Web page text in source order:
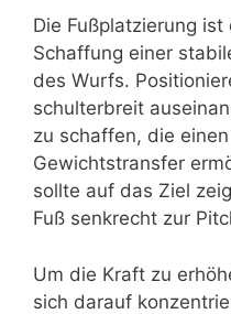
Die Fußplatzierung
Schaffung einer
des Wurfs.
schulterbreit
zu schaffen, die
Gewichtstransfer
sollte auf das Ziel
Fuß senkrecht zur
Um die Kraft zu
sich darauf